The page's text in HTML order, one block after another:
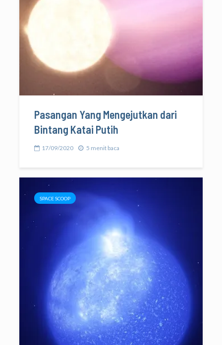
Pasangan Yang Mengejutkan dari
Bintang Katai Putih
17/09/2020 5 menit baca
SPACE SCOOP